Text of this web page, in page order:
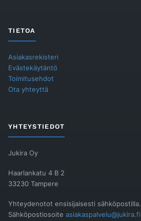
TIETOA
Asiakasrekisteri
Evästekäytäntö
Toimitusehdot
Ota yhteyttä
YHTEYSTIEDOT
Jukira Oy
Haarlankatu 4 B 2
33230 Tampere
Yhteydenotot ensisijaisesti sähköpostilla.
Sähköpostiosoite asiakaspalvelu@jukira.fi